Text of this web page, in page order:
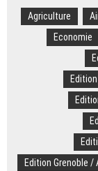
Agriculture
Economie
Edition Grenoble /